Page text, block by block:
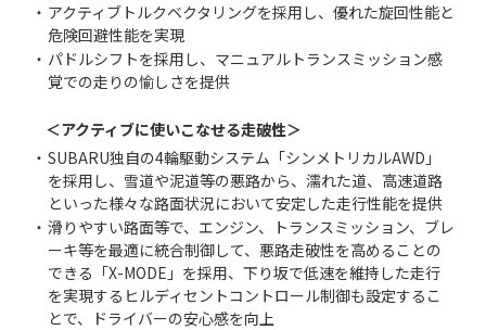
・ アクティブトルクベクタリングを採用し、優れた旋回性能と
危険回避性能を実現
・ パドルシフトを採用し、マニュアルトランスミッション感
覚での走りの愉しさを提供
＜アクティブに使いこなせる走破性＞
・ SUBARU独自の4輪駆動システム「シンメトリカルAWD」
を採用し、雪道や泥道等の悪路から、濡れた道、高速道路
といった様々な路面状況において安定した走行性能を提供
・ 滑りやすい路面等で、エンジン、トランスミッション、ブレ
ーキ等を最適に統合制御して、悪路走破性を高めることの
できる「X-MODE」を採用、下り坂で低速を維持した走行
を実現するヒルディセントコントロール制御も設定するこ
とで、ドライバーの安心感を向上